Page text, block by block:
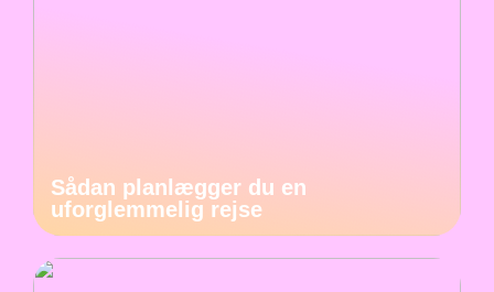
Sådan planlægger du en
uforglemmelig rejse